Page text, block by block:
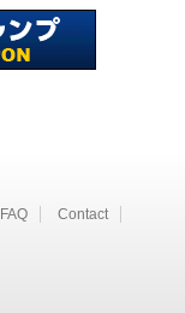
FAQ
Contact